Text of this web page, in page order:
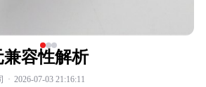
容性解析
· 2026-07-03 21:16:11